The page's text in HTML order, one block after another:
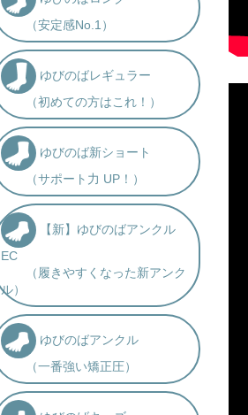
（安定感No.1）
ゆびのばレギュラー
（初めての方はこれ！）
ゆびのば新ショート
（サポート力 UP！）
【新】ゆびのばアンクル
EC
（履きやすくなった新アンク
ル）
ゆびのばアンクル
（一番強い矯正圧）